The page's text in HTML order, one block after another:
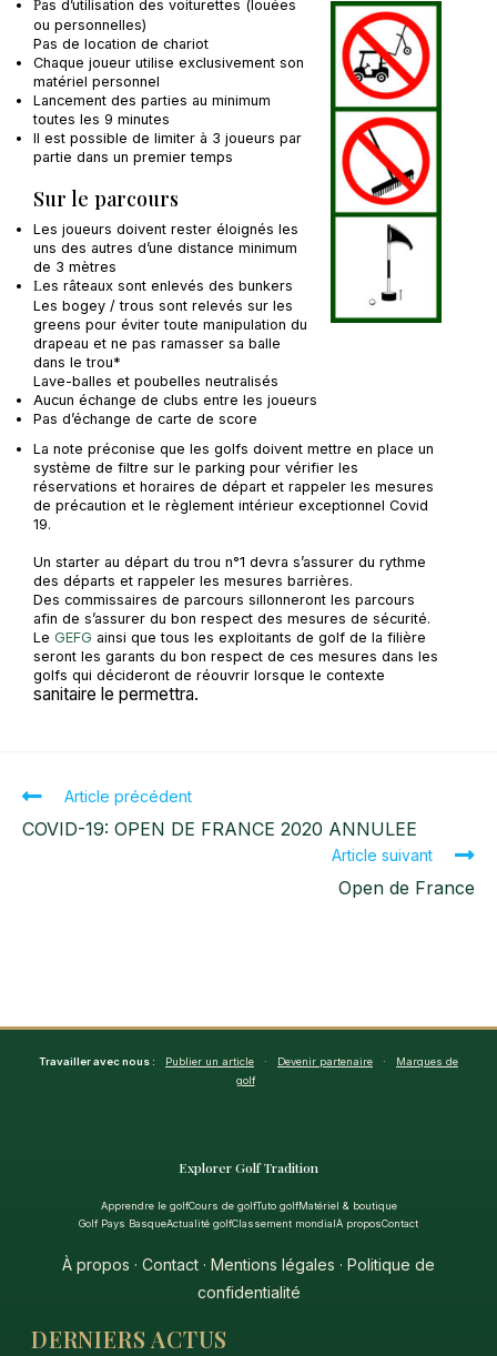
Pas d’utilisation des voiturettes (louées
ou personnelles)
Pas de location de chariot
Chaque joueur utilise exclusivement son
matériel personnel
Lancement des parties au minimum
toutes les 9 minutes
Il est possible de limiter à 3 joueurs par
partie dans un premier temps
Sur le parcours
Les joueurs doivent rester éloignés les
uns des autres d’une distance minimum
de 3 mètres
Les râteaux sont enlevés des bunkers
Les bogey / trous sont relevés sur les
greens pour éviter toute manipulation du
drapeau et ne pas ramasser sa balle
dans le trou*
Lave-balles et poubelles neutralisés
Aucun échange de clubs entre les joueurs
Pas d’échange de carte de score
La note préconise que les golfs doivent mettre en place un
système de filtre sur le parking pour vérifier les
réservations et horaires de départ et rappeler les mesures
de précaution et le règlement intérieur exceptionnel Covid
19.
Un starter au départ du trou n°1 devra s’assurer du rythme
des départs et rappeler les mesures barrières.
Des commissaires de parcours sillonneront les parcours
afin de s’assurer du bon respect des mesures de sécurité.
Le GEFG ainsi que tous les exploitants de golf de la filière
seront les garants du bon respect de ces mesures dans les
golfs qui décideront de réouvrir lorsque le contexte
sanitaire le permettra.
Article précédent
COVID-19: OPEN DE FRANCE 2020 ANNULEE
Article suivant
Open de France
Travailler avec nous : Publier un article · Devenir partenaire ·
Marques de
golf
Explorer Golf Tradition
Apprendre le golfCours de golfTuto golfMatériel & boutique
Golf Pays BasqueActualité golfClassement mondialÀ proposContact
À propos · Contact · Mentions légales · Politique de
confidentialité
DERNIERS ACTUS